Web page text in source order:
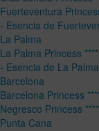
Fuerteventura
- Esencia de
La Palma
La Palma Princess ****
- Esencia de La
Barcelona
Barcelona Princess
Negresco Princess
Punta Cana